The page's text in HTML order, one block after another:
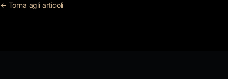
← Torna agli articoli